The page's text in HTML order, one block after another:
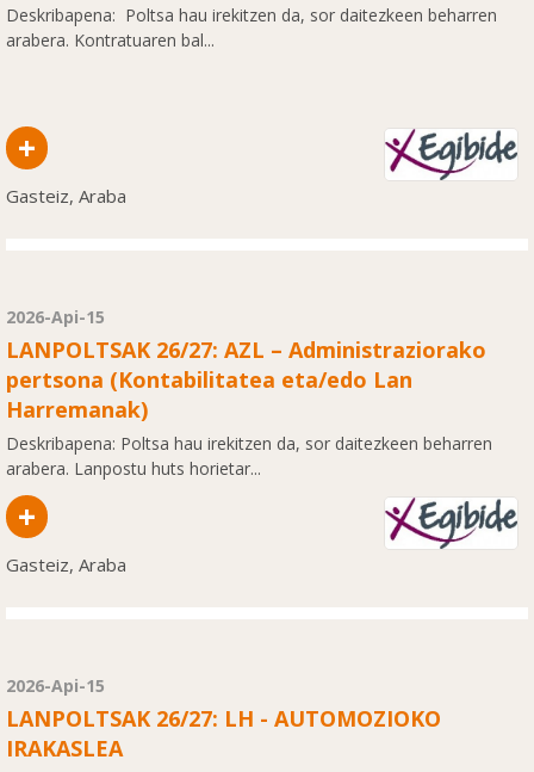
Deskribapena: Poltsa hau irekitzen da, sor daitezkeen beharren
arabera. Kontratuaren bal...
+
Gasteiz, Araba
2026-Api-15
LANPOLTSAK 26/27: AZL – Administraziorako
pertsona (Kontabilitatea eta/edo Lan
Harremanak)
Deskribapena: Poltsa hau irekitzen da, sor daitezkeen beharren
arabera. Lanpostu huts horietar...
+
Gasteiz, Araba
2026-Api-15
LANPOLTSAK 26/27: LH - AUTOMOZIOKO
IRAKASLEA